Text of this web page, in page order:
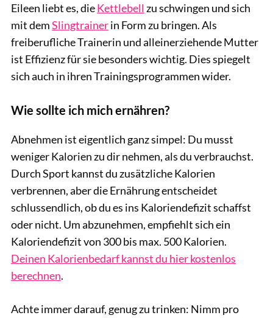
Eileen liebt es, dieKettlebell zu schwingen und sich
mit demSlingtrainerin Form zu bringen. Als
freiberufliche Trainerin und alleinerziehende Mutter
ist Effizienz für sie besonders wichtig. Dies spiegelt
sich auch in ihren Trainingsprogrammen wider.
Wie sollte ich mich ernähren?
Abnehmen ist eigentlich ganz simpel: Du musst
weniger Kalorien zu dir nehmen, als du verbrauchst.
Durch Sport kannst du zusätzliche Kalorien
verbrennen, aber die Ernährung entscheidet
schlussendlich, ob du es ins Kaloriendefizit schaffst
oder nicht. Um abzunehmen, empfiehlt sich ein
Kaloriendefizit von 300 bis max. 500 Kalorien.
Deinen Kalorienbedarf kannst du hier kostenlos
berechnen.
Achte immer darauf, genug zu trinken: Nimm pro